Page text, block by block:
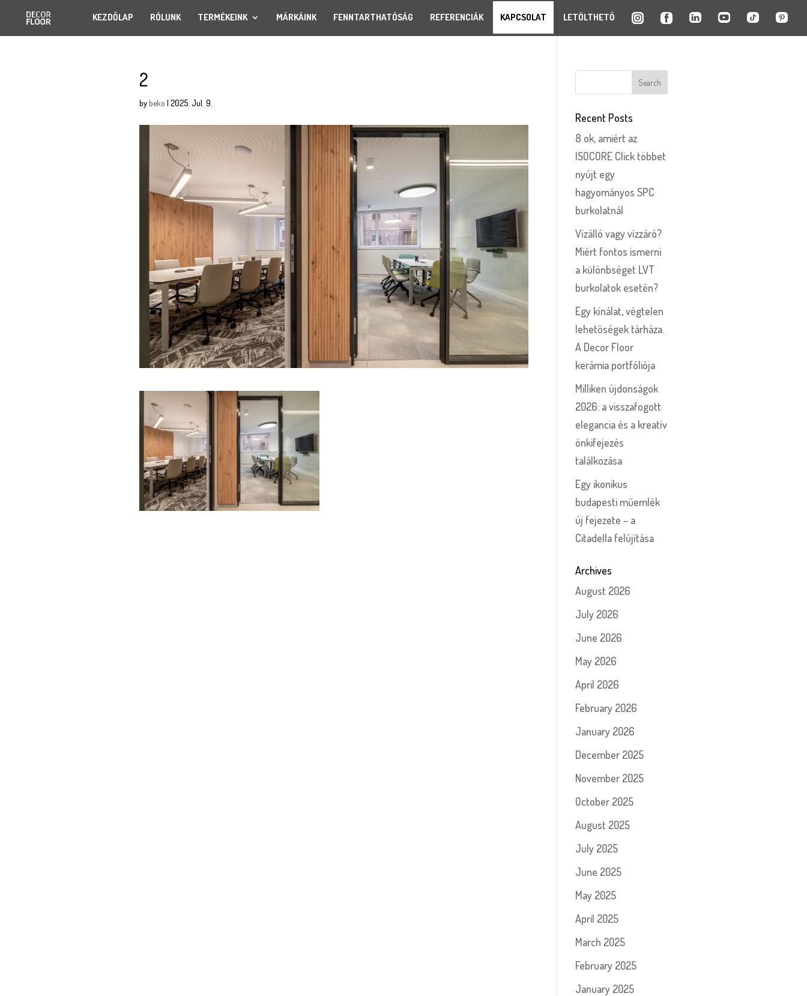
KEZDŐLAP RÓLUNK TERMÉKEINK MÁRKÁINK FENNTARTHATÓSÁG REFERENCIÁK KAPCSOLAT LETÖLTHETŐ
2
bybeko | 2025. Jul. 9.
Recent Posts
8 ok, amiért az
ISOCORE Click többet
nyújt egy
hagyományos SPC
burkolatnál
Vízálló vagy vízzáró?
Miért fontos ismerni
a különbséget LVT
burkolatok esetén?
Egy kínálat, végtelen
lehetőségek tárháza.
A Decor Floor
kerámia portfóliója
Milliken újdonságok
2026: a visszafogott
elegancia és a kreatív
önkifejezés
találkozása
Egy ikonikus
budapesti műemlék
új fejezete – a
Citadella felújítása
Archives
August 2026
July 2026
June 2026
May 2026
April 2026
February 2026
January 2026
December 2025
November 2025
October 2025
August 2025
July 2025
June 2025
May 2025
April 2025
March 2025
February 2025
January 2025